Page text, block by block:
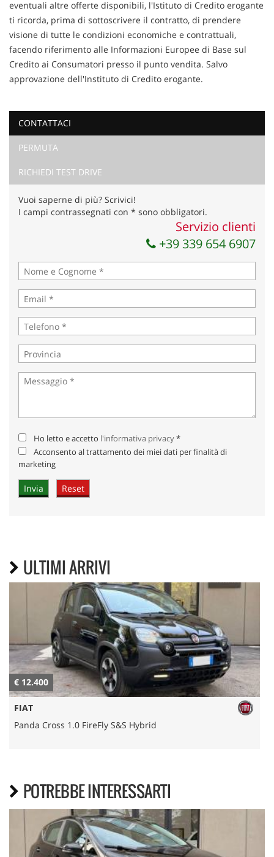
Ho letto e accettol'informativa privacy*
Acconsento al trattamento dei miei dati per finalità di
Invia la tua richiesta
eventuali altre offerte disponibili, l'Istituto di Credito erogante
ti ricorda, prima di sottoscrivere il contratto, di prendere
visione di tutte le condizioni economiche e contrattuali,
facendo riferimento alle Informazioni Europee di Base sul
Credito ai Consumatori presso il punto vendita. Salvo
approvazione dell'Instituto di Credito erogante.
CONTATTACI
PERMUTA
RICHIEDI TEST DRIVE
Vuoi saperne di più? Scrivici!
I campi contrassegnati con * sono obbligatori.
Servizio clienti
+39 339 654 6907
Ho letto e accetto l'informativa privacy*
Acconsento al trattamento dei miei dati per finalità di
marketing
ULTIMI ARRIVI
€ 12.400
FIAT
Panda Cross 1.0 FireFly S&S Hybrid
POTREBBE INTERESSARTI